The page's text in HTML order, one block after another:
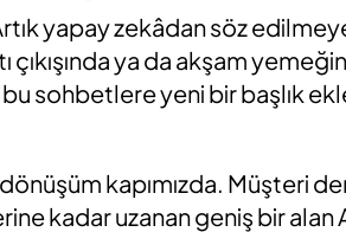
yapay zekâdan söz
ya da akşam
sohbetlere yeni bir başlık
kapımızda. Müşteri
kadar uzanan geniş bir alan